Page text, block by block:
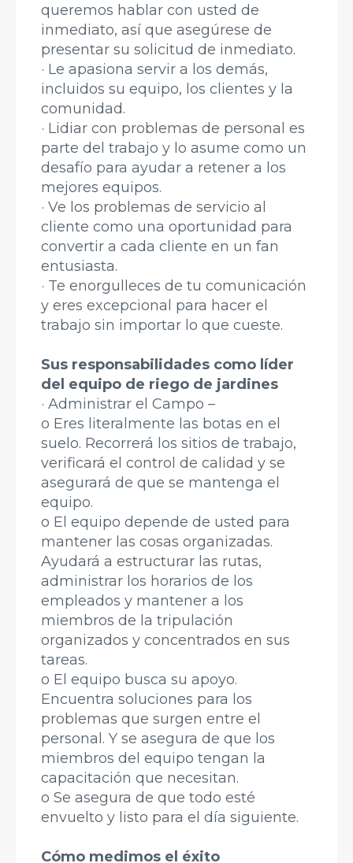
queremos hablar con usted de
inmediato, así que asegúrese de
presentar su solicitud de inmediato.
· Le apasiona servir a los demás,
incluidos su equipo, los clientes y la
comunidad.
· Lidiar con problemas de personal es
parte del trabajo y lo asume como un
desafío para ayudar a retener a los
mejores equipos.
· Ve los problemas de servicio al
cliente como una oportunidad para
convertir a cada cliente en un fan
entusiasta.
· Te enorgulleces de tu comunicación
y eres excepcional para hacer el
trabajo sin importar lo que cueste.
Sus responsabilidades como líder
del equipo de riego de jardines
· Administrar el Campo –
o Eres literalmente las botas en el
suelo. Recorrerá los sitios de trabajo,
verificará el control de calidad y se
asegurará de que se mantenga el
equipo.
o El equipo depende de usted para
mantener las cosas organizadas.
Ayudará a estructurar las rutas,
administrar los horarios de los
empleados y mantener a los
miembros de la tripulación
organizados y concentrados en sus
tareas.
o El equipo busca su apoyo.
Encuentra soluciones para los
problemas que surgen entre el
personal. Y se asegura de que los
miembros del equipo tengan la
capacitación que necesitan.
o Se asegura de que todo esté
envuelto y listo para el día siguiente.
Cómo medimos el éxito